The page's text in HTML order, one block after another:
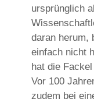
ursprünglich
daran herum,
einfach nicht
hat die
Vor 100
zudem bei